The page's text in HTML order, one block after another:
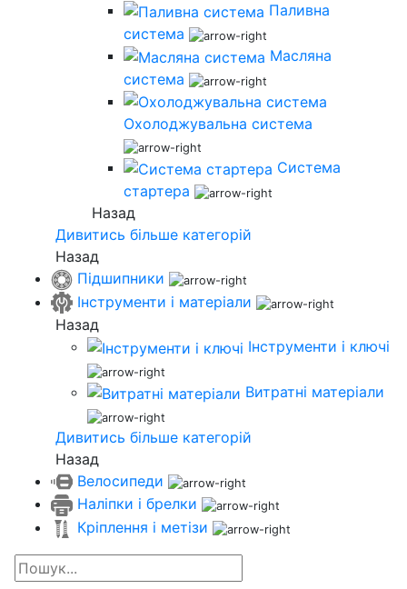
Паливна
система
Масляна
система
Охолоджувальна система
Система
стартера
Назад
Дивитись більше категорій
Назад
Підшипники
Інструменти і матеріали
Назад
Інструменти і ключі
Витратні матеріали
Дивитись більше категорій
Назад
Велосипеди
Наліпки і брелки
Кріплення і метізи